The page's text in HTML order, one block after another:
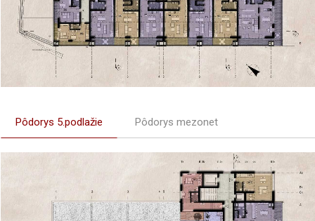
Pôdorys 5.podlažie Pôdorys mezonet